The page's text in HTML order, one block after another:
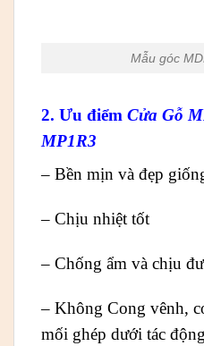
Mẫu góc
2. Ưu điểm Cửa Gỗ
MP1R3
– Bền mịn và đẹp
– Chịu nhiệt tốt
– Chống ẩm và chịu
– Không Cong vênh,
mối ghép dưới tác